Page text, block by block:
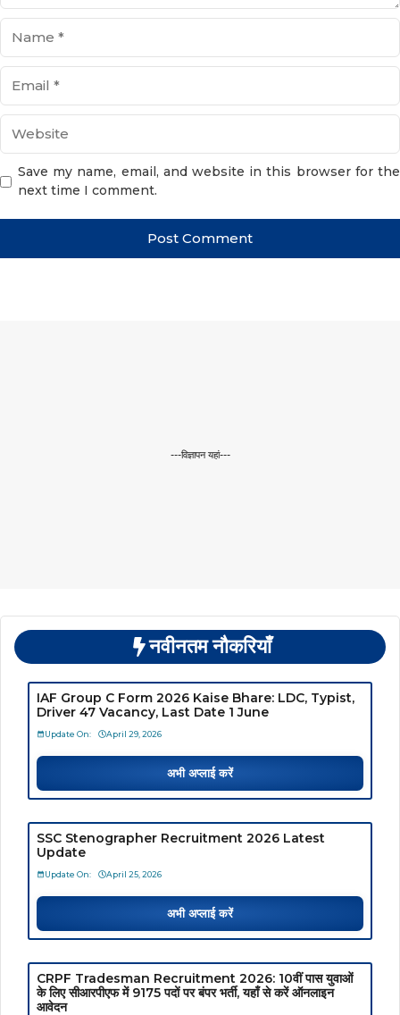
Name
Email
Website
Save my name, email, and website in this browser for the
next time I comment.
---विज्ञापन यहां---
नवीनतम नौकरियाँ
IAF Group C Form 2026 Kaise Bhare: LDC, Typist,
Driver 47 Vacancy, Last Date 1 June
Update On: April 29, 2026
अभी अप्लाई करें
SSC Stenographer Recruitment 2026 Latest
Update
Update On: April 25, 2026
अभी अप्लाई करें
CRPF Tradesman Recruitment 2026: 10वीं पास युवाओं
के लिए सीआरपीएफ में 9175 पदों पर बंपर भर्ती, यहाँ से करें ऑनलाइन
आवेदन